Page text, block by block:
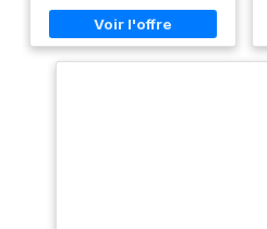
UTILISATION POLYVALENTE :
Idéal pour sublimer vos
grillades, plats mijotés,